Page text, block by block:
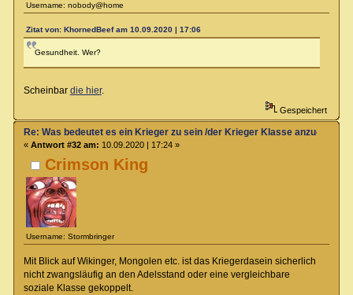
Username: nobody@home
Zitat von: KhornedBeef am 10.09.2020 | 17:06
Gesundheit. Wer?
Scheinbar die hier.
Gespeichert
Crimson King
Username: Stormbringer
Re: Was bedeutet es ein Krieger zu sein /der Krieger Klasse
« Antwort #32 am: 10.09.2020 | 17:24 »
Mit Blick auf Wikinger, Mongolen etc. ist das Kriegerdasein sicherlich
nicht zwangsläufig an den Adelsstand oder eine vergleichbare
soziale Klasse gekoppelt.